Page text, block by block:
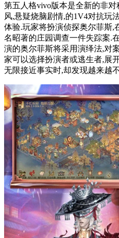
第五人格vivo版本是全新的非
风,悬疑烧脑剧情,的1V4对抗玩
体验.玩家将扮演侦探奥尔菲斯,
名昭著的庄园调查一件失踪案.
演的奥尔菲斯将采用演绎法,对
家可以选择扮演者或逃生者,展
无限接近事实时,却发现越来越